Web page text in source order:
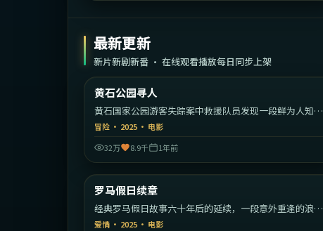
最新更新
新片新剧新番 · 在线观看播放每日同步上架
最新
黄石公园寻人
黄石国家公园游客失踪案中救援队员发现一段鲜为人知的
家族秘密。
冒险· 2025· 电影
32万
8.9千 1年前
最新
罗马假日续章
经典罗马假日故事六十年后的延续，一段意外重逢的浪漫
旅程。
爱情· 2025· 电影